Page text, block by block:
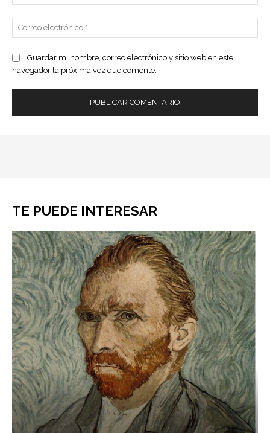
Guardar mi nombre, correo electrónico y sitio web en este
navegador la próxima vez que comente.
TE PUEDE INTERESAR